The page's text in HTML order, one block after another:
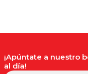
¡Apúntate a nuestro
al día!